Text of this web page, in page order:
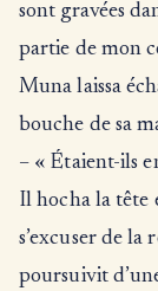
sont gravées
partie de mon
Muna laissa
bouche de sa
– « Étaient-ils
Il hocha la tête
s’excuser de
poursuivit